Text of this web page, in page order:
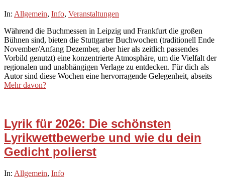
2026-
26
In: Allgemein, Info, Veranstaltungen
Während die Buchmessen in Leipzig und Frankfurt die großen
Bühnen sind, bieten die Stuttgarter Buchwochen (traditionell Ende
November/Anfang Dezember, aber hier als zeitlich passendes
Vorbild genutzt) eine konzentrierte Atmosphäre, um die Vielfalt der
regionalen und unabhängigen Verlage zu entdecken. Für dich als
Autor sind diese Wochen eine hervorragende Gelegenheit, abseits
Mehr davon?
Lyrik für 2026: Die schönsten
Lyrikwettbewerbe und wie du dein
Gedicht polierst
2026-
In: Allgemein, Info